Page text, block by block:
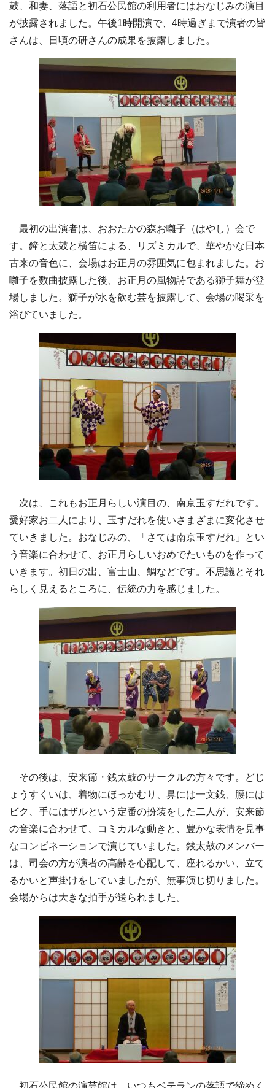
鼓、和妻、落語と初石公民館の利用者にはおなじみの演目
が披露されました。午後1時開演で、4時過ぎまで演者の皆
さんは、日頃の研さんの成果を披露しました。
最初の出演者は、おおたかの森お囃子（はやし）会で
す。鐘と太鼓と横笛による、リズミカルで、華やかな日本
古来の音色に、会場はお正月の雰囲気に包まれました。お
囃子を数曲披露した後、お正月の風物詩である獅子舞が登
場しました。獅子が水を飲む芸を披露して、会場の喝采を
浴びていました。
次は、これもお正月らしい演目の、南京玉すだれです。
愛好家お二人により、玉すだれを使いさまざまに変化させ
ていきました。おなじみの、「さては南京玉すだれ」とい
う音楽に合わせて、お正月らしいおめでたいものを作って
いきます。初日の出、富士山、鯛などです。不思議とそれ
らしく見えるところに、伝統の力を感じました。
その後は、安来節・銭太鼓のサークルの方々です。どじ
ょうすくいは、着物にほっかむり、鼻には一文銭、腰には
ビク、手にはザルという定番の扮装をした二人が、安来節
の音楽に合わせて、コミカルな動きと、豊かな表情を見事
なコンビネーションで演じていました。銭太鼓のメンバー
は、司会の方が演者の高齢を心配して、座れるかい、立て
るかいと声掛けをしていましたが、無事演じ切りました。
会場からは大きな拍手が送られました。